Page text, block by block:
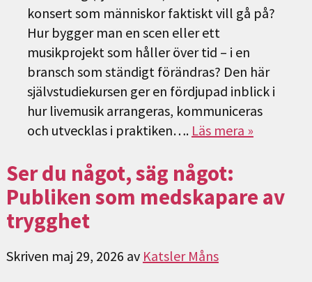
konsert som människor faktiskt vill gå på?
Hur bygger man en scen eller ett
musikprojekt som håller över tid – i en
bransch som ständigt förändras? Den här
självstudiekursen ger en fördjupad inblick i
hur livemusik arrangeras, kommuniceras
och utvecklas i praktiken…. Läs mera »
Ser du något, säg något:
Publiken som medskapare av
trygghet
Skriven maj 29, 2026 av Katsler Måns